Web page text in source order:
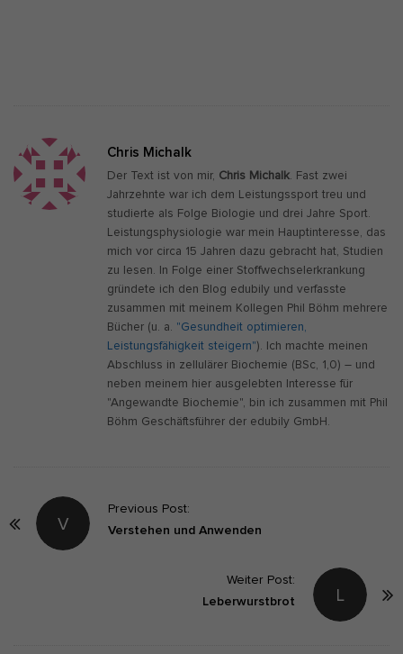
Chris Michalk
Der Text ist von mir, Chris Michalk. Fast zwei
Jahrzehnte war ich dem Leistungssport treu und
studierte als Folge Biologie und drei Jahre Sport.
Leistungsphysiologie war mein Hauptinteresse, das
mich vor circa 15 Jahren dazu gebracht hat, Studien
zu lesen. In Folge einer Stoffwechselerkrankung
gründete ich den Blog edubily und verfasste
zusammen mit meinem Kollegen Phil Böhm mehrere
Bücher (u. a. "Gesundheit optimieren,
Leistungsfähigkeit steigern"). Ich machte meinen
Abschluss in zellulärer Biochemie (BSc, 1,0) – und
neben meinem hier ausgelebten Interesse für
"Angewandte Biochemie", bin ich zusammen mit Phil
Böhm Geschäftsführer der edubily GmbH.
V
Previous Post:
Verstehen und Anwenden
L
Weiter Post:
Leberwurstbrot